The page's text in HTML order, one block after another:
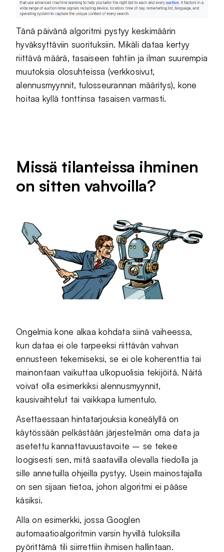
Tänä päivänä algoritmi pystyy keskimäärin
hyväksyttäviin suorituksiin. Mikäli dataa kertyy
riittävä määrä, tasaiseen tahtiin ja ilman suurempia
muutoksia olosuhteissa (verkkosivut,
alennusmyynnit, tulosseurannan määritys), kone
hoitaa kyllä tonttinsa tasaisen varmasti.
Missä tilanteissa ihminen
on sitten vahvoilla?
Ongelmia kone alkaa kohdata siinä vaiheessa,
kun dataa ei ole tarpeeksi riittävän vahvan
ennusteen tekemiseksi, se ei ole koherenttia tai
mainontaan vaikuttaa ulkopuolisia tekijöitä. Näitä
voivat olla esimerkiksi alennusmyynnit,
kausivaihtelut tai vaikkapa lumentulo.
Asettaessaan hintatarjouksia koneälyllä on
käytössään pelkästään järjestelmän oma data ja
asetettu kannattavuustavoite – se tekee
loogisesti sen, mitä saatavilla olevalla tiedolla ja
sille annetuilla ohjeilla pystyy. Usein mainostajalla
on sen sijaan tietoa, johon algoritmi ei pääse
käsiksi.
Alla on esimerkki, jossa Googlen
automaatioalgoritmin varsin hyvillä tuloksilla
pyörittämä tili siirrettiin ihmisen hallintaan.